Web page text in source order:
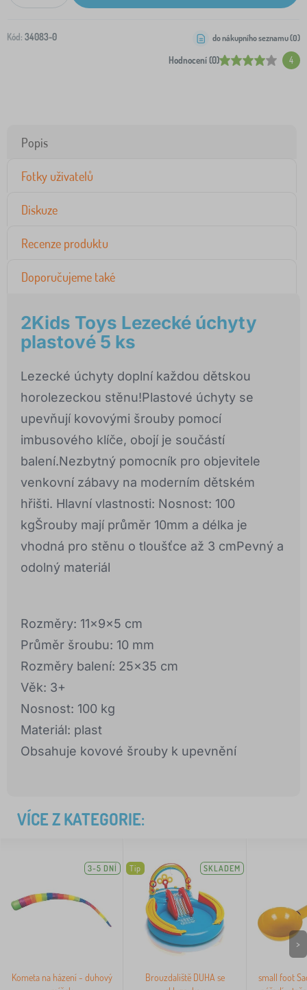
Kód: 34083-0
Hodnocení (0) 4
do nákupního seznamu (0)
Popis
Fotky uživatelů
Diskuze
Recenze produktu
Doporučujeme také
2Kids Toys Lezecké úchyty
plastové 5 ks
Lezecké úchyty doplní každou dětskou
horolezeckou stěnu!Plastové úchyty se
upevňují kovovými šrouby pomocí
imbusového klíče, obojí je součástí
balení.Nezbytný pomocník pro objevitele
venkovní zábavy na moderním dětském
hřišti. Hlavní vlastnosti: Nosnost: 100
kgŠrouby mají průměr 10mm a délka je
vhodná pro stěnu o tloušťce až 3 cmPevný a
odolný materiál
Rozměry: 11x9x5 cm
Průměr šroubu: 10 mm
Rozměry balení: 25x35 cm
Věk: 3+
Nosnost: 100 kg
Materiál: plast
Obsahuje kovové šrouby k upevnění
VÍCE Z KATEGORIE:
3-5 DNÍ
Kometa na házení - duhový
Tip SKLADEM
Brouzdaliště DUHA se
small foot
>